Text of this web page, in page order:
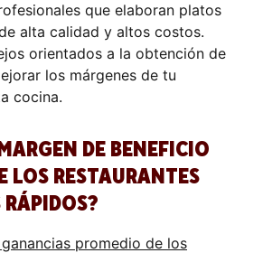
que elaboran platos
alta calidad y altos costos.
orientados a la obtención de
los márgenes de tu
cocina.
DE BENEFICIO
LOS RESTAURANTES
promedio de los